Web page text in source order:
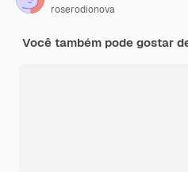
roserodionova
Você também pode gostar